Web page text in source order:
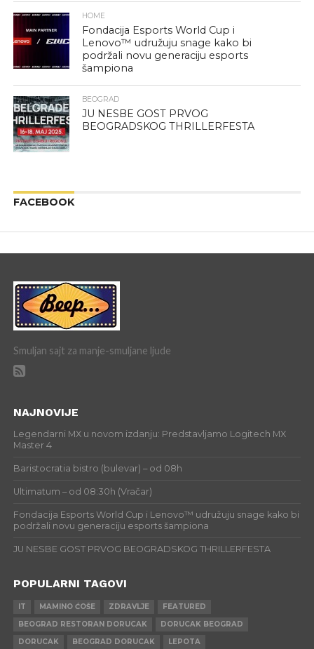
HOME
Fondacija Esports World Cup i
Lenovo™ udružuju snage kako bi
podržali novu generaciju esports
šampiona
BEOGRAD
JU NESBE GOST PRVOG
BEOGRADSKOG THRILLERFESTA
FACEBOOK
Smuljan sajt za manje-smuljane ljude
NAJNOVIJE
Legendarni MX u novom izdanju: Predstavljamo Logitech MX
Master 4
Baristocratia bistro (bulevar) – od 08h
Ultimatum – od 08:30h (Vračar)
Fondacija Esports World Cup i Lenovo™ udružuju snage kako bi
podržali novu generaciju esports šampiona
JU NESBE GOST PRVOG BEOGRADSKOG THRILLERFESTA
POPULARNI TAGOVI
IT MAMINO ĆOŠE ZDRAVLJE
FEATURED
BEOGRAD RESTORAN DORUCAK
DORUCAK BEOGRAD
DORUCAK
BEOGRAD DORUCAK LEPOTA